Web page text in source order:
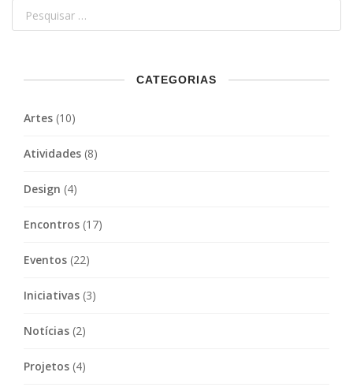
CATEGORIAS
Artes (10)
Atividades (8)
Design (4)
Encontros (17)
Eventos (22)
Iniciativas (3)
Notícias (2)
Projetos (4)